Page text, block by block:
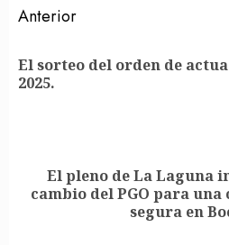
Post
navigation
Anterior
El sorteo del orden de
2025.
Siguiente
El pleno de La Laguna
cambio del PGO para una
segura en